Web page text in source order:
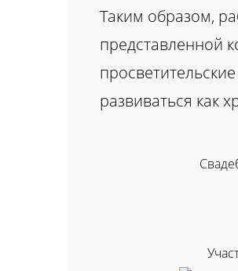
Таким образом,
представленной
развиваться как